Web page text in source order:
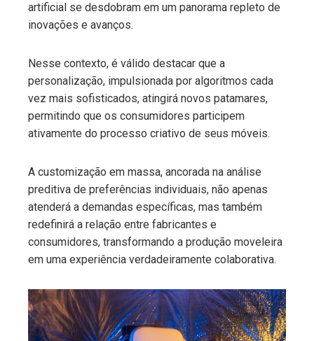
artificial se desdobram em um panorama repleto de
inovações e avanços.
Nesse contexto, é válido destacar que a
personalização, impulsionada por algoritmos cada
vez mais sofisticados, atingirá novos patamares,
permitindo que os consumidores participem
ativamente do processo criativo de seus móveis.
A customização em massa, ancorada na análise
preditiva de preferências individuais, não apenas
atenderá a demandas específicas, mas também
redefinirá a relação entre fabricantes e
consumidores, transformando a produção moveleira
em uma experiência verdadeiramente colaborativa.